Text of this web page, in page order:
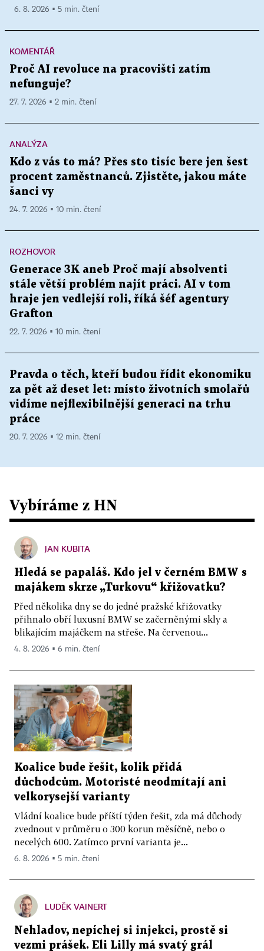
6. 8. 2026 ▪ 5 min. čtení
KOMENTÁŘ
Proč AI revoluce na pracovišti zatím
nefunguje?
27. 7. 2026 ▪ 2 min. čtení
ANALÝZA
Kdo z vás to má? Přes sto tisíc bere jen šest
procent zaměstnanců. Zjistěte, jakou máte
šanci vy
24. 7. 2026 ▪ 10 min. čtení
ROZHOVOR
Generace 3K aneb Proč mají absolventi
stále větší problém najít práci. AI v tom
hraje jen vedlejší roli, říká šéf agentury
Grafton
22. 7. 2026 ▪ 10 min. čtení
Pravda o těch, kteří budou řídit ekonomiku
za pět až deset let: místo životních smolařů
vidíme nejflexibilnější generaci na trhu
práce
20. 7. 2026 ▪ 12 min. čtení
Vybíráme z HN
JAN KUBITA
Hledá se papaláš. Kdo jel v černém BMW s
majákem skrze „Turkovu“ křižovatku?
Před několika dny se do jedné pražské křižovatky
přihnalo obří luxusní BMW se začerněnými skly a
blikajícím majáčkem na střeše. Na červenou...
4. 8. 2026 ▪ 6 min. čtení
Koalice bude řešit, kolik přidá
důchodcům. Motoristé neodmítají ani
velkorysejší varianty
Vládní koalice bude příští týden řešit, zda má důchody
zvednout v průměru o 300 korun měsíčně, nebo o
necelých 600. Zatímco první varianta je...
6. 8. 2026 ▪ 5 min. čtení
LUDĚK VAINERT
Nehladov, nepíchej si injekci, prostě si
vezmi prášek. Eli Lilly má svatý grál